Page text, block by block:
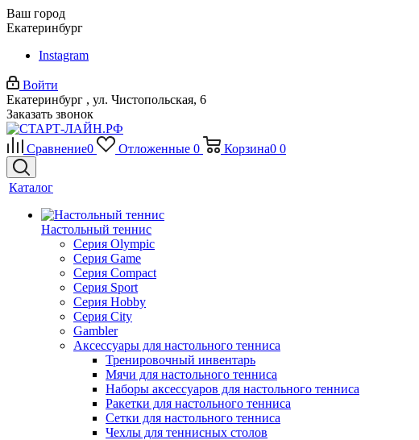
Ваш город
Екатеринбург
Instagram
Войти
Екатеринбург , ул. Чистопольская, 6
Заказать звонок
Сравнение0 Отложенные 0 Корзина0 0
Каталог
Настольный теннис
Серия Olympic
Серия Game
Серия Compact
Серия Sport
Серия Hobby
Серия City
Gambler
Аксессуары для настольного тенниса
Тренировочный инвентарь
Мячи для настольного тенниса
Наборы аксессуаров для настольного тенниса
Ракетки для настольного тенниса
Сетки для настольного тенниса
Чехлы для теннисных столов